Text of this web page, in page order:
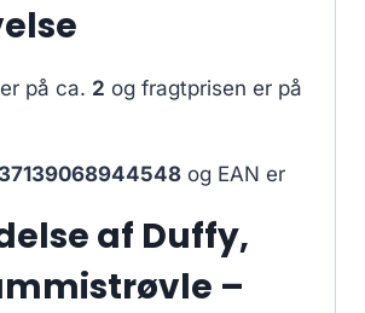
på ca. 2 og fragtprisen er på
37139068944548 og EAN er
af Duffy,
–